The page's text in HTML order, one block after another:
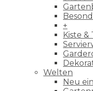
+
Kiste &
Welten
Neu